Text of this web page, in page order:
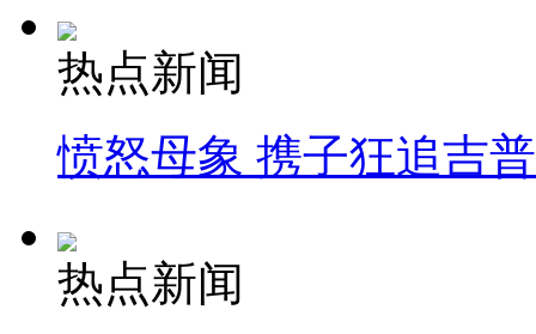
热点新闻
愤怒母象 携子狂追吉
热点新闻